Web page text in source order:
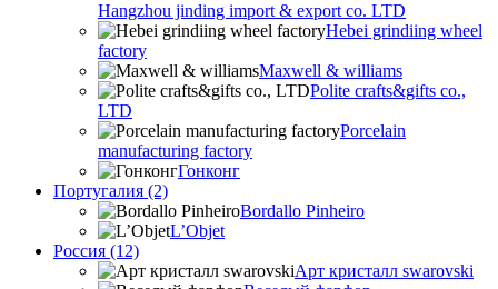
Hangzhou jinding import & export co. LTD
Hebei grindiing wheel
factory
Maxwell & williams
Polite crafts&gifts co.,
LTD
Porcelain
manufacturing factory
Гонконг
Португалия (2)
Bordallo Pinheiro
L’Objet
Россия (12)
Арт кристалл swarovski